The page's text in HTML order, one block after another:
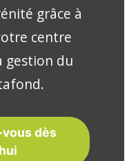
grâce à
centre
gestion du
dès